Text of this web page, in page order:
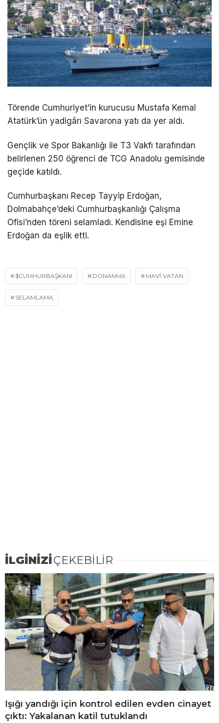
Törende Cumhuriyet’in kurucusu Mustafa Kemal
Atatürk’ün yadigârı Savarona yatı da yer aldı.
Gençlik ve Spor Bakanlığı ile T3 Vakfı tarafından
belirlenen 250 öğrenci de TCG Anadolu gemisinde
geçide katıldı.
Cumhurbaşkanı Recep Tayyip Erdoğan,
Dolmabahçe’deki Cumhurbaşkanlığı Çalışma
Ofisi’nden töreni selamladı. Kendisine eşi Emine
Erdoğan da eşlik etti.
$CUMHURBAŞKANI DONANMA MAVI VATAN
SELAMLAMA
İLGİNİZİÇEKEBİLİR
Işığı yandığı için kontrol edilen evden cinayet
çıktı: Yakalanan katil tutuklandı